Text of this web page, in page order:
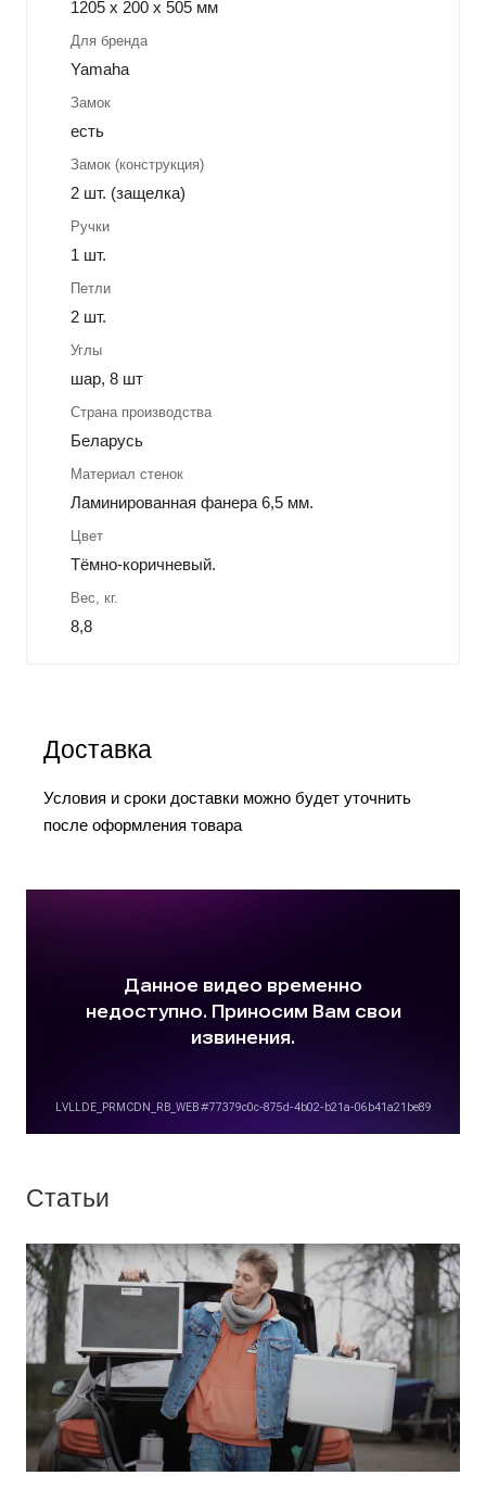
1205 x 200 x 505 мм
Для бренда
Yamaha
Замок
есть
Замок (конструкция)
2 шт. (защелка)
Ручки
1 шт.
Петли
2 шт.
Углы
шар, 8 шт
Страна производства
Беларусь
Материал стенок
Ламинированная фанера 6,5 мм.
Цвет
Тёмно-коричневый.
Вес, кг.
8,8
Доставка
Условия и сроки доставки можно будет уточнить
после оформления товара
Статьи